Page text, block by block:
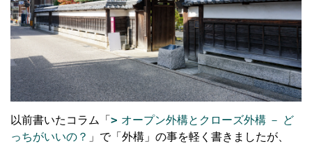
以前書いたコラム「
オープン外構とクローズ外構 － ど
っちがいいの？ 」で「外構」の事を軽く書きましたが、